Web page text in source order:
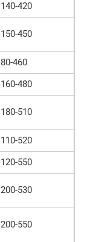
140-420
150-450
80-460
160-480
180-510
110-520
120-550
200-530
200-550